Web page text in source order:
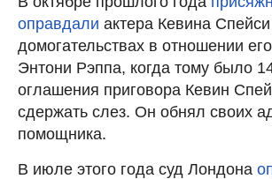
оправдали актера Кевина
домогательствах в отношении
Энтони Рэппа, когда тому было
оглашения приговора Кевин
сдержать слез. Он обнял своих
помощника.
В июле этого года суд Лондона